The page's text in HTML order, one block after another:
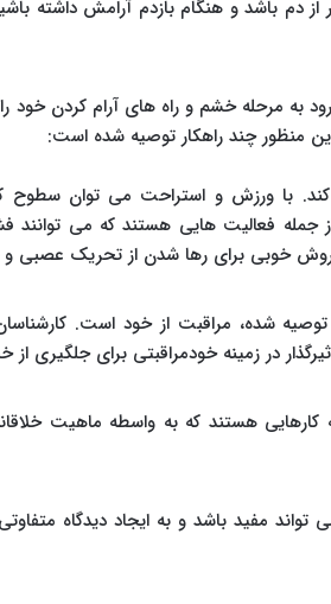
از دم باشد و هنگام بازدم آرامش داشته
به مرحله خشم و راه های آرام کردن خود را
منظور چند راهکار توصیه شده است:
با ورزش و استراحت می توان سطوح
جمله فعالیت هایی هستند که می
روش خوبی برای رها شدن از تحریک
شده، مراقبت از خود است.
در زمینه خودمراقبتی برای جلگیری
هستند که به واسطه ماهیت
مفید باشد و به ایجاد دیدگاه